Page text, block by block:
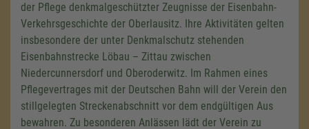
der Pflege denkmalgeschützter Zeugnisse der Eisenbahn-
Verkehrsgeschichte der Oberlausitz. Ihre Aktivitäten gelten
insbesondere der unter Denkmalschutz stehenden
Eisenbahnstrecke Löbau – Zittau zwischen
Niedercunnersdorf und Oberoderwitz. Im Rahmen eines
Pflegevertrages mit der Deutschen Bahn will der Verein den
stillgelegten Streckenabschnitt vor dem endgültigen Aus
bewahren. Zu besonderen Anlässen lädt der Verein zu